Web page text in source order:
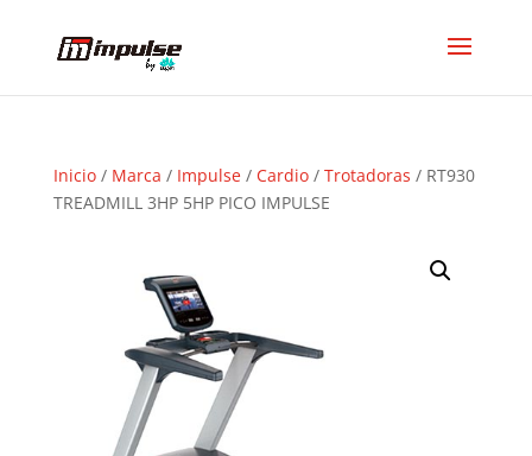
Inicio/ Marca / Impulse/ Cardio/ Trotadoras / RT930
TREADMILL 3HP 5HP PICO IMPULSE